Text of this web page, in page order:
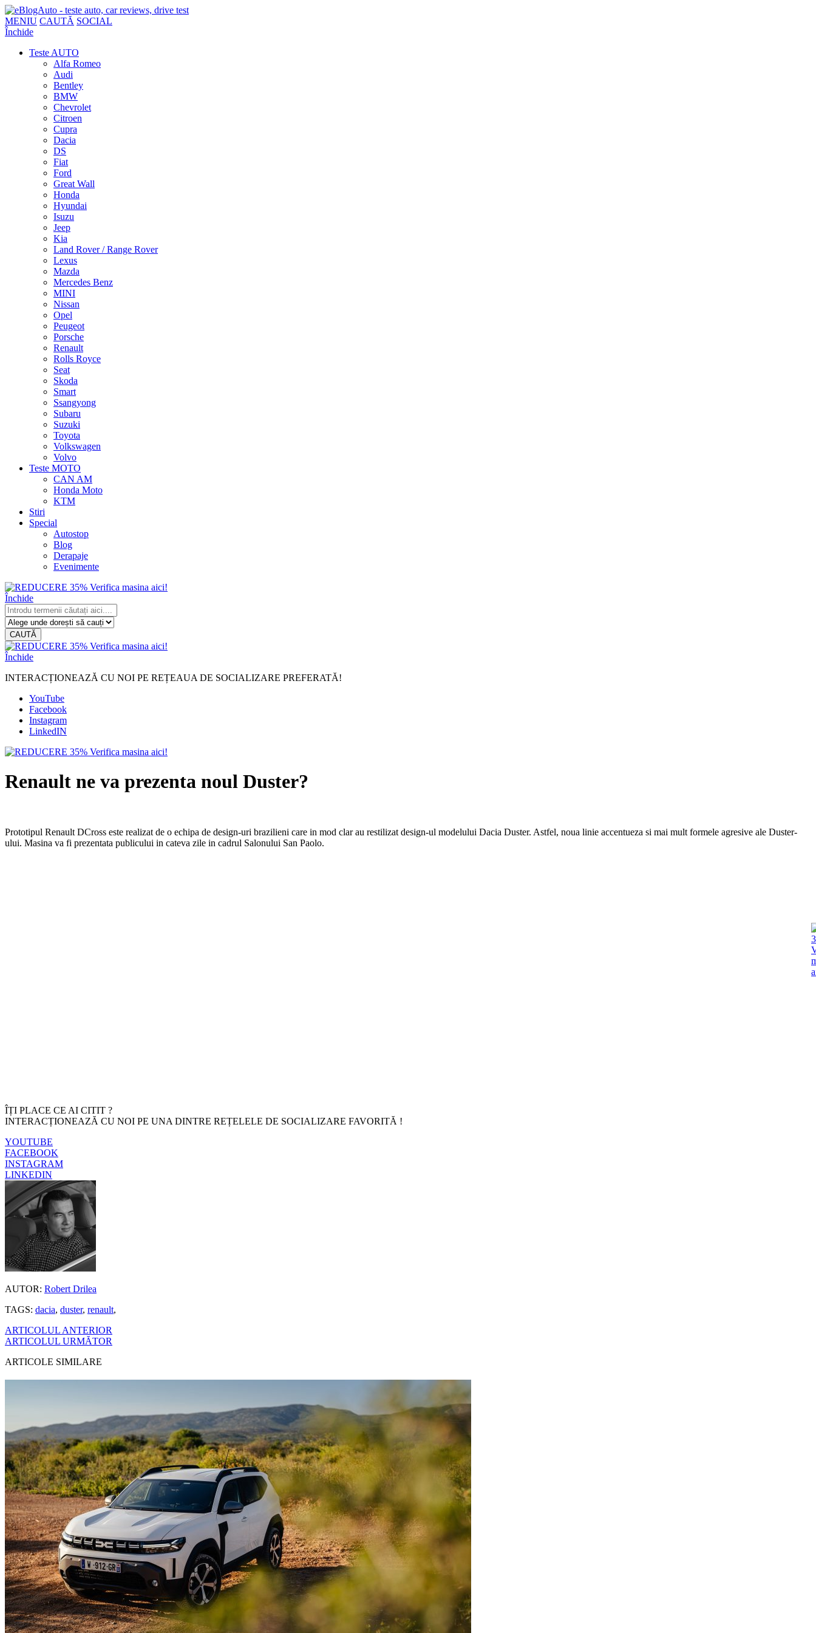
MENIU CAUTĂ SOCIAL
Închide
Teste AUTO
Alfa Romeo
Audi
Bentley
BMW
Chevrolet
Citroen
Cupra
Dacia
DS
Fiat
Ford
Great Wall
Honda
Hyundai
Isuzu
Jeep
Kia
Land Rover / Range Rover
Lexus
Mazda
Mercedes Benz
MINI
Nissan
Opel
Peugeot
Porsche
Renault
Rolls Royce
Seat
Skoda
Smart
Ssangyong
Subaru
Suzuki
Toyota
Volkswagen
Volvo
Teste MOTO
CAN AM
Honda Moto
KTM
Stiri
Special
Autostop
Blog
Derapaje
Evenimente
Închide
CAUTĂ
Închide
INTERACȚIONEAZĂ CU NOI PE REȚEAUA DE SOCIALIZARE PREFERATĂ!
YouTube
Facebook
Instagram
LinkedIN
Renault ne va prezenta noul Duster?
Prototipul Renault DCross este realizat de o echipa de design-uri brazilieni care in mod clar au restilizat design-ul modelului Dacia Duster. Astfel, noua linie accentueza si mai mult formele agresive ale Duster-
ului. Masina va fi prezentata publicului in cateva zile in cadrul Salonului San Paolo.
ÎȚI PLACE CE AI CITIT ?
INTERACȚIONEAZĂ CU NOI PE UNA DINTRE REȚELELE DE SOCIALIZARE FAVORITĂ !
YOUTUBE
FACEBOOK
INSTAGRAM
LINKEDIN
AUTOR: Robert Drilea
TAGS: dacia, duster, renault,
ARTICOLUL ANTERIOR
ARTICOLUL URMĂTOR
ARTICOLE SIMILARE